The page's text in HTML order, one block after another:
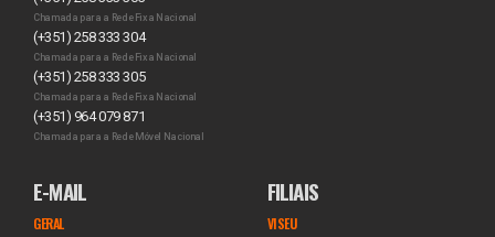
Chamada para a Rede Fixa Nacional
(+351) 258 333 304
Chamada para a Rede Fixa Nacional
(+351) 258 333 305
Chamada para a Rede Fixa Nacional
(+351) 964 079 871
Chamada para a Rede Móvel Nacional
E-MAIL
GERAL
FILIAIS
VISEU